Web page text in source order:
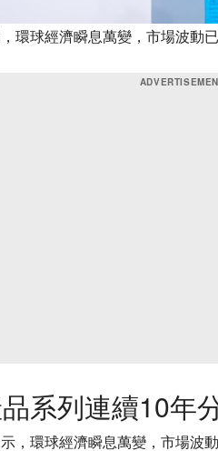
環球經濟瞬息萬變，市場波動已
系列連續10年
，環球經濟瞬息萬變，市場波